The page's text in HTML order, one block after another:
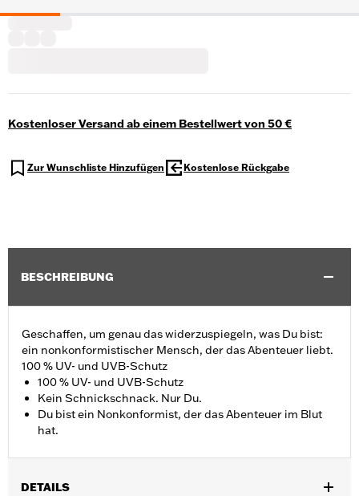
Kostenloser Versand ab einem Bestellwert von 50 €
Zur Wunschliste Hinzufügen Kostenlose Rückgabe
BESCHREIBUNG
Geschaffen, um genau das widerzuspiegeln, was Du bist:
ein nonkonformistischer Mensch, der das Abenteuer liebt.
100 % UV- und UVB-Schutz
100 % UV- und UVB-Schutz
Kein Schnickschnack. Nur Du.
Du bist ein Nonkonformist, der das Abenteuer im Blut
hat.
DETAILS